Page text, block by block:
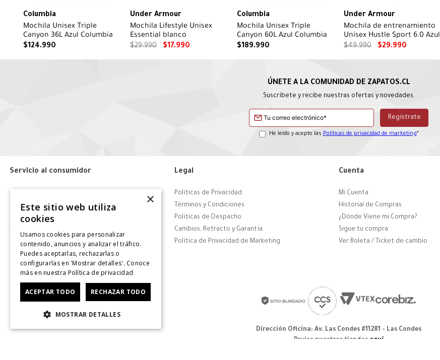
Columbia
Mochila Unisex Triple
Canyon 36L Azul Columbia
$124.990
Under Armour
Mochila Lifestyle Unisex
Essential blanco
$29.990 $17.990
Columbia
Mochila Unisex Triple
Canyon 60L Azul Columbia
$189.990
Under Armour
Mochila de entrenamiento
Unisex Hustle Sport 6.0 Azul
$49.990 $29.990
Suscríbete y recibe nuestras ofertas y novedades.
He leído y acepto las Políticas de privacidad de marketing*
Servicio al consumidor
Tiendas
Contáctanos
Giftcard
Solicitar Factura
CyberDay
Legal
Políticas de Privacidad
Términos y Condiciones
Políticas de Despacho
Cambios, Retracto y Garantía
Política de Privacidad de Marketing
Cuenta
Mi Cuenta
Historial de Compras
¿Dónde Viene mi Compra?
Sigue tu compra
Ver Boleta / Ticket de cambio
Dirección Oficina: Av. Las Condes #11281 - Las Condes
Revisa nuestras tiendas aquí
×
Este sitio web utiliza
cookies
Usamos cookies para personalizar
contenido, anuncios y analizar el tráfico.
Puedes aceptarlas, rechazarlas o
configurarlas en 'Mostrar detalles'. Conoce
más en nuestra Política de privacidad
ACEPTAR TODO RECHAZAR TODO
MOSTRAR DETALLES